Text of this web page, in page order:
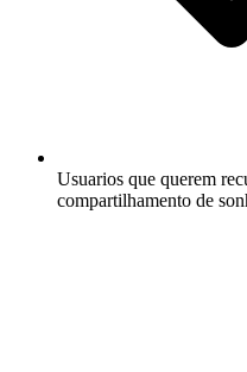
Usuarios que querem
compartilhamento de